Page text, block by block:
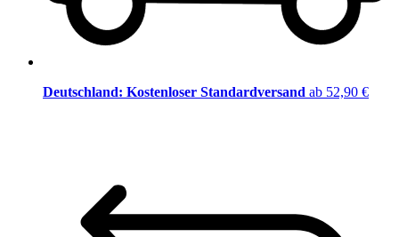
Deutschland: Kostenloser Standardversand ab 52,90 €